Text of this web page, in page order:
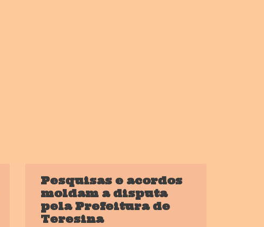
Pesquisas e acordos
moldam a disputa
pela Prefeitura de
Teresina